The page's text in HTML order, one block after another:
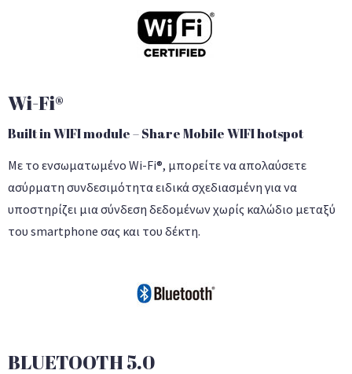
Wi-Fi®
Built in WIFI module – Share Mobile WIFI hotspot
Με το ενσωματωμένο Wi-Fi®, μπορείτε να απολαύσετε
ασύρματη συνδεσιμότητα ειδικά σχεδιασμένη για να
υποστηρίζει μια σύνδεση δεδομένων χωρίς καλώδιο μεταξύ
του smartphone σας και του δέκτη.
BLUETOOTH 5.0